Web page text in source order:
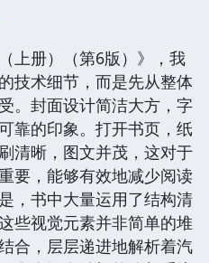
上册）（第6版）》，我
技术细节，而是先从整体
。封面设计简洁大方，字
靠的印象。打开书页，纸
清晰，图文并茂，这对于
要，能够有效地减少阅读
，书中大量运用了结构清
些视觉元素并非简单的堆
合，层层递进地解析着汽